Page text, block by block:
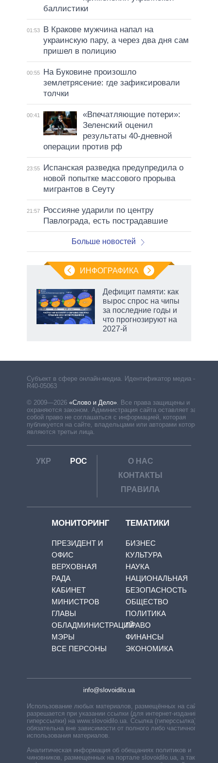
баллистики
01:53
В Кракове мужчина напал на
украинскую пару, а через два дня сам
пришел в полицию
00:55
На Буковине произошло
землетрясение: где зафиксировали
толчки
00:41
«Впечатляющие потери»:
Зеленский оценил
результаты 40-дневной
операции против рф
23:55
Испанская разведка предупредила о
новой попытке массового прорыва
мигрантов в Сеуту
21:57
Россияне ударили по центру
Павлограда, есть пострадавшие
Больше новостей
ИНФОГРАФИКА
Дефицит памяти: как
вырос спрос на чипы
за последние годы и
что прогнозируют на
2027-й
Субъект в сфере онлайн-медиа. Идентификатор медиа –
R40-05063
© 2009—2026 «Слово и Дело». Все права защищены и
охраняются законом. Администрация сайта оставляет за
собой право не соглашаться с информацией, которая
публикуется на сайте, владельцами или авторами которой
являются третьи лица.
УКР РОС
О НАС
КОНТАКТЫ
ПРАВИЛА
МОНИТОРИНГ
ПРЕЗИДЕНТ И
ОФИС
ВЕРХОВНАЯ
РАДА
КАБИНЕТ
МИНИСТРОВ
ГЛАВЫ
ОБЛАДМИНИСТРАЦИЙ
МЭРЫ
ВСЕ ПЕРСОНЫ
ТЕМАТИКИ
БИЗНЕС
КУЛЬТУРА
НАУКА
НАЦИОНАЛЬНАЯ
БЕЗОПАСНОСТЬ
ОБЩЕСТВО
ПОЛИТИКА
ПРАВО
ФИНАНСЫ
ЭКОНОМИКА
info@slovoidilo.ua
Использование любых материалов, размещённых на сайте,
разрешается при указании ссылки (для интернет-изданий —
гиперссылки) на www.slovoidilo.ua. Ссылка (гиперссылка)
обязательна вне зависимости от полного либо частичного
использования материалов.
Аналитическая информация об обещаниях политиков и
чиновников, размещенных на портале slovoidilo.ua, а также